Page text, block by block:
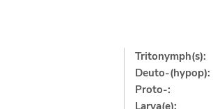
Tritonymph(s):
Deuto-(hypop):
Proto-:
Larva(e):